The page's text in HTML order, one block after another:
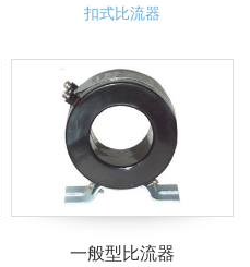
扣式比流器
一般型比流器